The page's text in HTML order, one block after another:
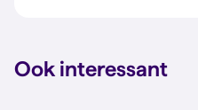
Ook interessant